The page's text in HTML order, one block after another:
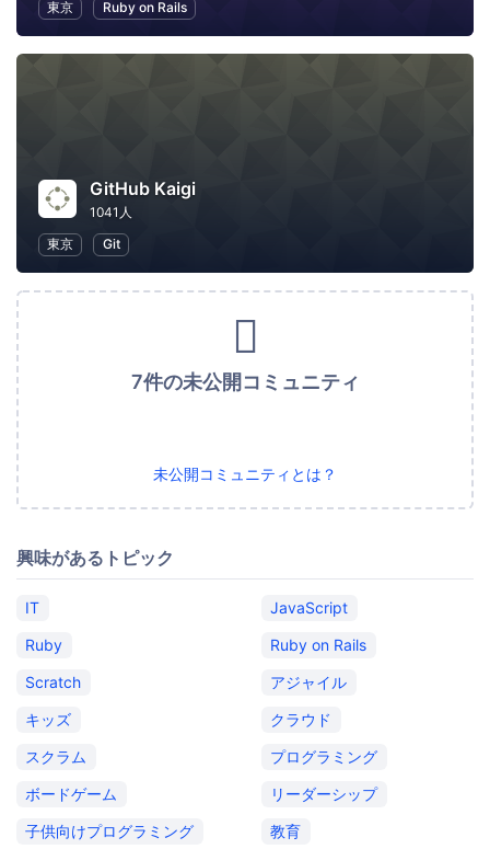
東京 Ruby on Rails
GitHub Kaigi
1041人
東京
Git
7件の未公開コミュニティ
未公開コミュニティとは？
興味があるトピック
IT
JavaScript
Ruby
Ruby on Rails
Scratch
アジャイル
キッズ
クラウド
スクラム
プログラミング
ボードゲーム
リーダーシップ
子供向けプログラミング
教育